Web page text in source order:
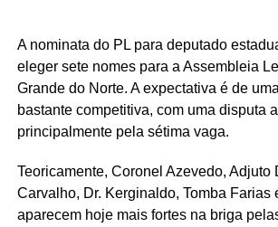
A nominata do PL para deputado
eleger sete nomes para a Assembleia
Grande do Norte. A expectativa é de
bastante competitiva, com uma disputa
principalmente pela sétima vaga.
Teoricamente, Coronel Azevedo, Adjuto
Carvalho, Dr. Kerginaldo, Tomba Farias
aparecem hoje mais fortes na briga